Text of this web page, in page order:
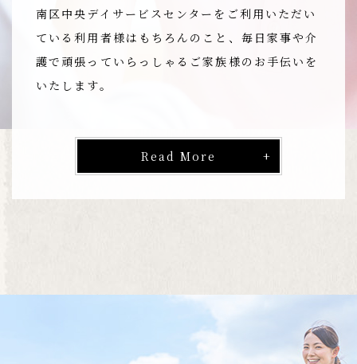
南区中央デイサービスセンターをご利用いただい
ている利用者様はもちろんのこと、毎日家事や介
護で頑張っていらっしゃるご家族様のお手伝いを
いたします。
Read More